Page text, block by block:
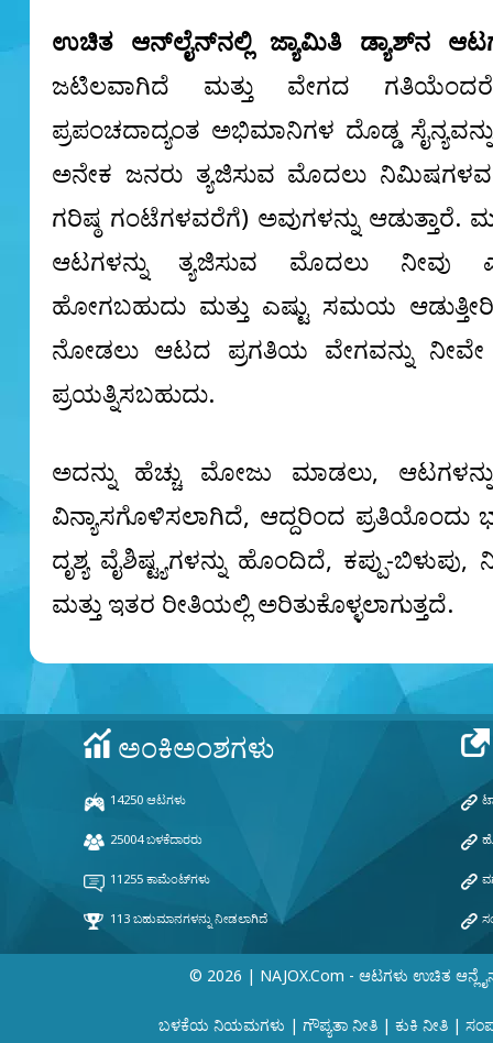
ಉಚಿತ ಆನ್‌ಲೈನ್‌ನಲ್ಲಿ ಜ್ಯಾಮಿತಿ ಡ್ಯಾಶ್‌ನ
ಜಟಿಲವಾಗಿದೆ ಮತ್ತು ವೇಗದ
ಪ್ರಪಂಚದಾದ್ಯಂತ ಅಭಿಮಾನಿಗಳ ದೊಡ್ಡ
ಅನೇಕ ಜನರು ತ್ಯಜಿಸುವ ಮೊದಲು
ಗರಿಷ್ಠ ಗಂಟೆಗಳವರೆಗೆ) ಅವುಗಳನ್ನು ಆಡುತ್ತಾರೆ.
ಆಟಗಳನ್ನು ತ್ಯಜಿಸುವ ಮೊದಲು ನೀವು
ಹೋಗಬಹುದು ಮತ್ತು ಎಷ್ಟು ಸಮಯ ಆಡುತ್ತೀರಿ
ನೋಡಲು ಆಟದ ಪ್ರಗತಿಯ ವೇಗವನ್ನು
ಪ್ರಯತ್ನಿಸಬಹುದು.
ಅದನ್ನು ಹೆಚ್ಚು ಮೋಜು ಮಾಡಲು,
ವಿನ್ಯಾಸಗೊಳಿಸಲಾಗಿದೆ, ಆದ್ದರಿಂದ ಪ್ರತಿಯೊಂದು
ದೃಶ್ಯ ವೈಶಿಷ್ಟ್ಯಗಳನ್ನು ಹೊಂದಿದೆ, ಕಪ್ಪು-
ಮತ್ತು ಇತರ ರೀತಿಯಲ್ಲಿ ಅರಿತುಕೊಳ್ಳಲಾಗುತ್ತದೆ.
© 2026 | NAJOX.com - ಆಟಗಳು ಉಚಿತ
ಬಳಕೆಯ ನಿಯಮಗಳು | ಗೌಪ್ಯತಾ ನೀತಿ| ಕುಕಿ ನೀತಿ|